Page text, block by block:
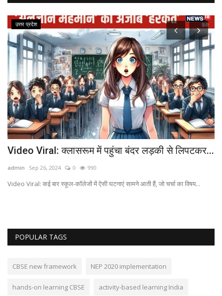
उत्तर प्रदेश
Video Viral: क्‍लासरूम में पहुंचा बंदर लड़की से लिपटकर...
admin Sep 26, 2024 0 990
Video Viral: कई बार स्‍कूल-कॉलेजों में ऐसी घटनाएं सामने आती हैं, जो चर्चा का विषय...
POPULAR TAGS
CBSE new framework NEP 2020 implementation
hands-on learning CBSE activity-based learning India